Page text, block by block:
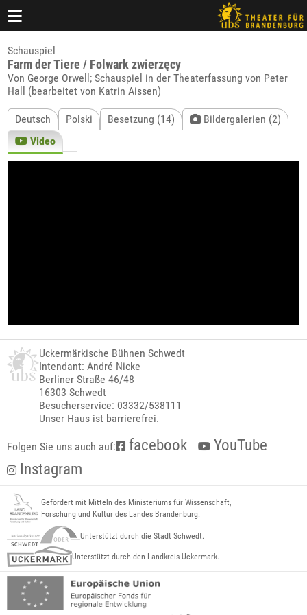
Schauspiel
Farm der Tiere / Folwark zwierzęcy
Von George Orwell; Schauspiel in der Theaterfassung von Peter
Hall (bearbeitet von Katrin Aissen)
Deutsch Polski Besetzung (14)
Bildergalerien (2)
Video
Uckermärkische Bühnen Schwedt
Intendant: André Nicke
Berliner Straße 46/48
16303 Schwedt
Besucherservice: 03332/538111
Unser Haus ist barrierefrei.
Folgen Sie uns auch auf: facebook
YouTube
Instagram
Gefördert mit Mitteln des Ministeriums für Wissenschaft,
Forschung und Kultur des Landes Brandenburg.
Unterstützt durch die Stadt Schwedt.
Unterstützt durch den Landkreis Uckermark.